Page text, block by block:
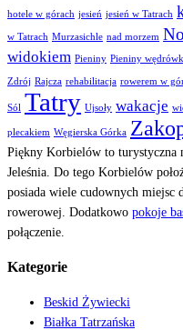
hotele w górach jesień jesień w Tatrach
w Tatrach Murzasichle nad morzem
widokiem Pieniny Pieniny
Zdrój Rajcza rehabilitacja rowerem w
Sól Tatry Ujsoły wakacje
plecakiem Węgierska Górka
Piękny Korbielów to turystyczna
Jeleśnia. Do tego Korbielów
posiada wiele cudownych miejsc
rowerowej. Dodatkowo pokoje
połączenie.
Kategorie
Beskid Żywiecki
Białka Tatrzańska